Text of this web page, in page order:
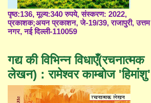
पृष्ठ:136, मूल्य:340 रुपये, संस्करण: 2022,
प्रकाशक;अयन प्रकाशन, जे-19/39, राजापुरी, उत्तम
नगर, नई दिल्ली-110059
गद्य की विभिन्न विधाएँ(रचनात्मक
लेखन) : रामेश्वर काम्बोज 'हिमांशु'